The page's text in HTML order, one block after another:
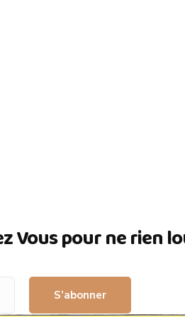
Vous pour ne rien
S’abonner